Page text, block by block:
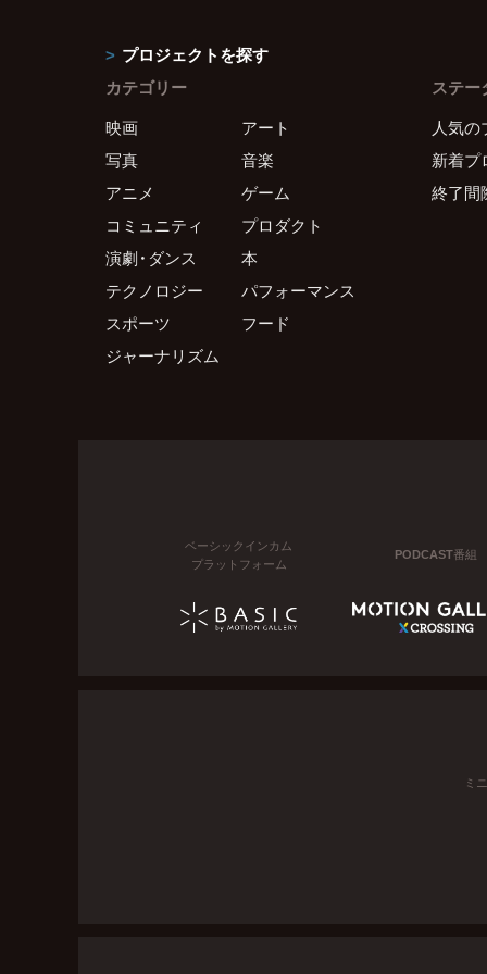
プロジェクトを探す
カテゴリー
映画
アート
写真
音楽
アニメ
ゲーム
コミュニティ
プロダクト
演劇・ダンス
本
テクノロジー
パフォーマンス
スポーツ
フード
ジャーナリズム
ステー
人気の
新着プ
終了間
ベーシックインカム
プラットフォーム
PODCAST番組
ミ